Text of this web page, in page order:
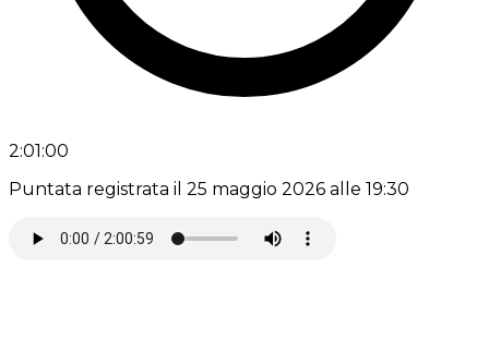
2:01:00
Puntata registrata il 25 maggio 2026 alle 19:30